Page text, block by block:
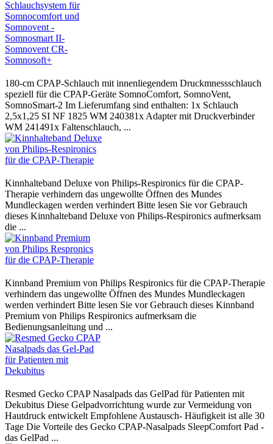
180-cm CPAP-Schlauch mit innenliegendem Druckmnessschlauch
speziell für die CPAP-Geräte SomnoComfort, SomnoVent,
SomnoSmart-2 Im Lieferumfang sind enthalten: 1x Schlauch
2,5x1,25 SI NF 1825 WM 240381x Adapter mit Druckverbinder
WM 241491x Faltenschlauch, ...
Kinnhalteband Deluxe von Philips-Respironics für die CPAP-
Therapie verhindern das ungewollte Öffnen des Mundes
Mundleckagen werden verhindert Bitte lesen Sie vor Gebrauch
dieses Kinnhalteband Deluxe von Philips-Respironics aufmerksam
die ...
Kinnband Premium von Philips Respironics für die CPAP-Therapie
verhindern das ungewollte Öffnen des Mundes Mundleckagen
werden verhindert Bitte lesen Sie vor Gebrauch dieses Kinnband
Premium von Philips Respironics aufmerksam die
Bedienungsanleitung und ...
Resmed Gecko CPAP Nasalpads das GelPad für Patienten mit
Dekubitus Diese Gelpadvorrichtung wurde zur Vermeidung von
Hautdruck entwickelt Empfohlene Austausch- Häufigkeit ist alle 30
Tage Die Vorteile des Gecko CPAP-Nasalpads SleepComfort Pad -
das GelPad ...